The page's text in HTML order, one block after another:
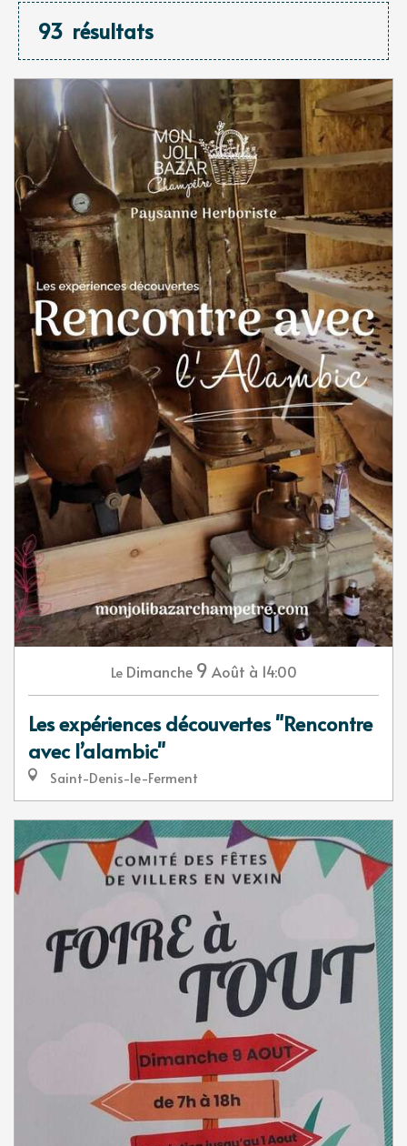
93 résultats
Le Dimanche 9 Août à 14:00
Les expériences découvertes "Rencontre
avec l’alambic"
Saint-Denis-le-Ferment